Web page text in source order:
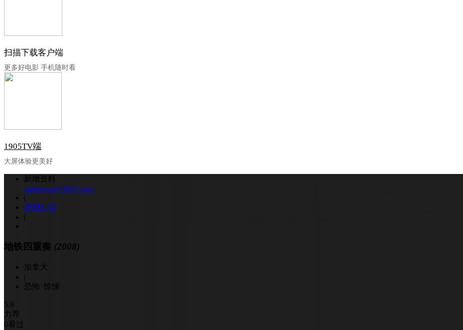
扫描下载客户端
更多好电影 手机随时看
1905TV端
大屏体验更美好
新增资料
mdbnews@1905.com
|
资料纠错
|
地铁四重奏 (2008)
加拿大
|
恐怖 惊悚
5.9
力荐
0看过